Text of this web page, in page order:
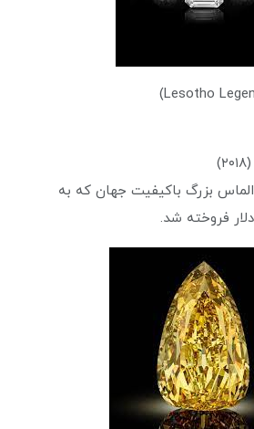
بزرگ باکیفیت جهان که به